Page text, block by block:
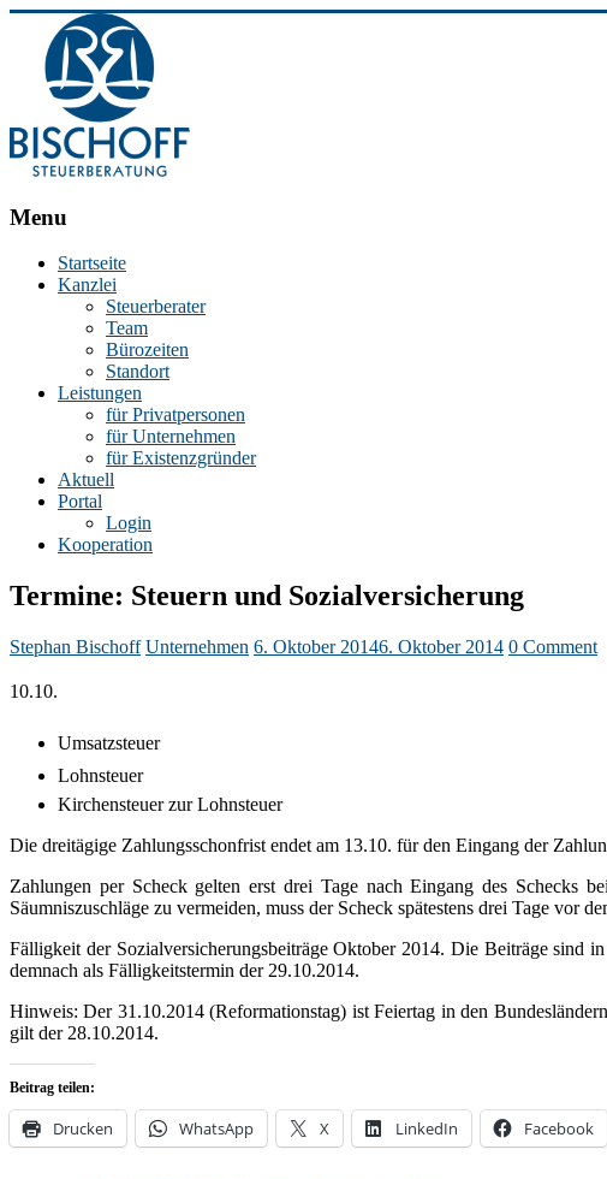
BISCHOFF
Stephan
Steuerberater
Essen
Menu
Startseite
Kanzlei
Steuerberater
Team
Bürozeiten
Standort
Leistungen
für Privatpersonen
für Unternehmen
für Existenzgründer
Aktuell
Portal
Login
Kooperation
Termine: Steuern und Sozialversicherung
Stephan Bischoff Unternehmen 6. Oktober 20146. Oktober 2014 0 Comment
10.10. 
Umsatzsteuer 
Lohnsteuer 
Kirchensteuer zur Lohnsteuer
Die dreitägige Zahlungsschonfrist endet am 13.10. für den Eingang der
Zahlungen per Scheck gelten erst drei Tage nach Eingang des
Säumniszuschläge zu vermeiden, muss der Scheck spätestens drei Tage vor
Fälligkeit der Sozialversicherungsbeiträge Oktober 2014. Die Beiträge sind
demnach als Fälligkeitstermin der 29.10.2014.
Hinweis: Der 31.10.2014 (Reformationstag) ist Feiertag in den
gilt der 28.10.2014.
Beitrag teilen:
Drucken WhatsApp X LinkedIn Facebook